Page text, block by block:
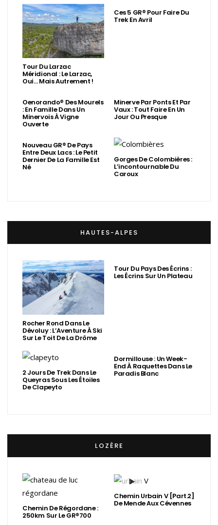
Tour Du Larzac
Méridional : Le Larzac,
Oui… Mais Autrement !
Ces 5 GR® Pour Faire Du
Trek En Avril
Oenorando® Des Mourels
: En Famille Dans Un
Minervois À Vigne
Ouverte
Minerve Par Ponts Et Par
Vaux : Tout Faire En Un
Jour Ou Presque
Nouveau GR® De Pays
Entre Deux Lacs : Le Petit
Dernier De La Famille Est
Né
Gorges De Colombières :
L’incontournable Du
Caroux
HAUTES-ALPES
Rocher Rond Dans Le
Dévoluy : L’Aventure À Ski
Sur Le Toit De La Drôme
Tour Du Pays Des Écrins :
Les Écrins Sur Un Plateau
2 Jours De Trek Dans Le
Queyras Sous Les Étoiles
De Clapeyto
Dormillouse : Un Week-
End À Raquettes Dans Le
Paradis Blanc
LOZÈRE
Chemin De Régordane :
250km Sur Le GR®700
Chemin Urbain V [Part.2]
De Mende Aux Cévennes